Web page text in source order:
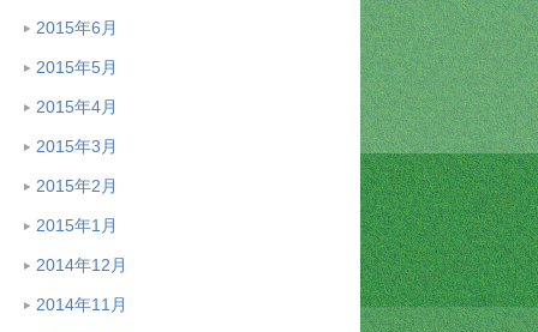
2015年6月
2015年5月
2015年4月
2015年3月
2015年2月
2015年1月
2014年12月
2014年11月